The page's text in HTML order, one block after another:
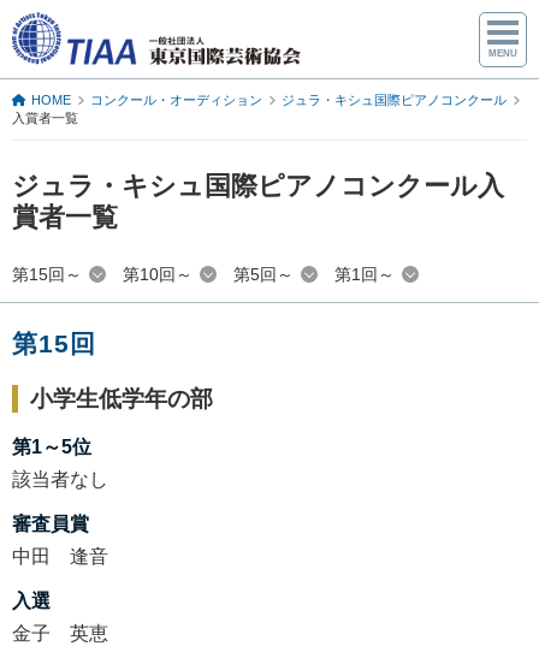
HOME コンクール・オーディション
ジュラ・キシュ国際ピアノコンクール
入賞者一覧
ジュラ・キシュ国際ピアノコンクール入
賞者一覧
第15回～ 第10回～ 第5回～ 第1回～
第15回
小学生低学年の部
第1～5位
該当者なし
審査員賞
中田 逢音
入選
金子 英恵